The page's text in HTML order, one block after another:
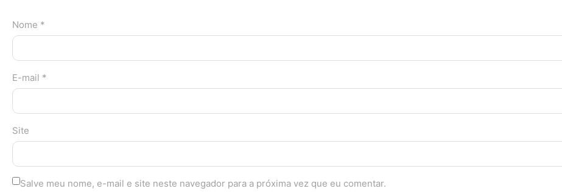
Nome *
E-mail *
Site
Salve meu nome, e-mail e site neste navegador para a próxima vez que eu comentar.